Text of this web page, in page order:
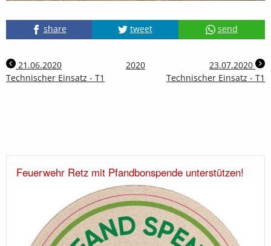
share tweet send
21.06.2020
Technischer Einsatz - T1
2020
23.07.2020
Technischer Einsatz - T1
Feuerwehr Retz mit Pfandbonspende unterstützen!